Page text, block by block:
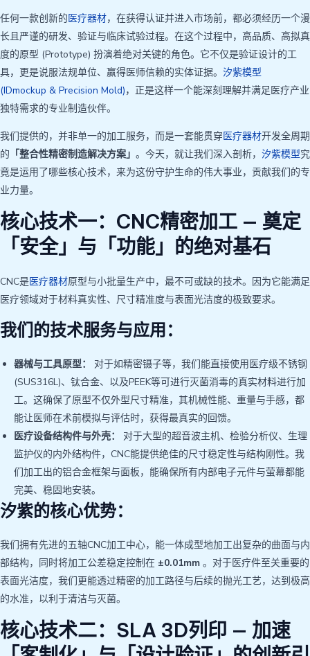
任何一款创新的医疗器材，在获得认证并进入市场前，都必须经历一个漫
长且严谨的研发、验证与临床试验过程。在这个过程中，高品质、高拟真
度的原型 (Prototype) 扮演着绝对关键的角色。它不仅是验证设计的工
具，更是说服法规单位、赢得医师信赖的实体证据。 汐紫模型
(IDmockup & Precision Mold)，正是这样一个能深刻理解并满足医疗产业
独特需求的专业制造伙伴。
我们提供的，并非单一的加工服务，而是一套能贯穿医疗器材开发全周期
的 「整合性精密制造解决方案」 。今天，就让我们深入剖析， 汐紫模型究
竟是运用了哪些核心技术，来为这份守护生命的伟大事业，贡献我们的专
业力量。
核心技术一：CNC精密加工 — 奠定
「安全」与「功能」的绝对基石
CNC是医疗器材原型与小批量生产中，最不可或缺的技术。因为它能满足
医疗领域对于材料真实性、尺寸精准度与表面光洁度的极致要求。
我们的技术服务与应用：
器械与工具原型：
对于如精密镊子等，我们能直接使用医疗级不锈钢
(SUS316L)、钛合金、以及PEEK等可进行灭菌消毒的真实材料进行加
工。这确保了原型不仅外型尺寸精准，其机械性能、重量与手感，都
能让医师在术前模拟与评估时，获得最真实的回馈。
医疗设备结构件与外壳：
对于大型的超音波主机、检验分析仪、生理
监护仪的内外结构件，CNC能提供绝佳的尺寸稳定性与结构刚性。我
们加工出的铝合金框架与面板，能确保所有内部电子元件与萤幕都能
完美、稳固地安装。
汐紫的核心优势：
我们拥有先进的五轴CNC加工中心，能一体成型地加工出复杂的曲面与内
部结构，同时将加工公差稳定控制在 ±0.01mm 。对于医疗件至关重要的
表面光洁度，我们更能透过精密的加工路径与后续的抛光工艺，达到极高
的水准，以利于清洁与灭菌。
核心技术二：SLA 3D列印 — 加速